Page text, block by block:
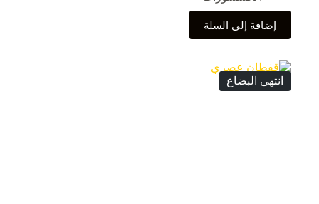
إضافة إلى السلة
انتهى البضاع